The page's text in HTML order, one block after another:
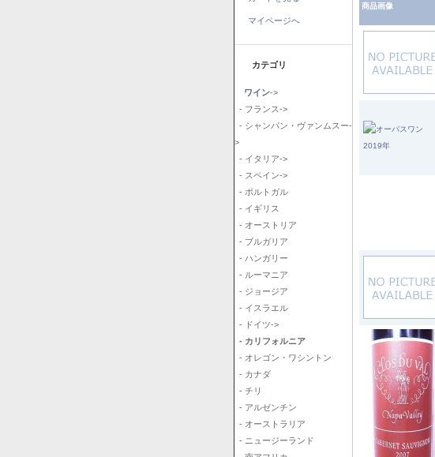
マイページへ
カテゴリ
ワイン->
- フランス->
- シャンパン・ヴァンムスー-
>
- イタリア->
- スペイン->
- ポルトガル
- イギリス
- オーストリア
- ブルガリア
- ハンガリー
- ルーマニア
- ジョージア
- イスラエル
- ドイツ->
- カリフォルニア
- オレゴン・ワシントン
- カナダ
- チリ
- アルゼンチン
- オーストラリア
- ニュージーランド
商品画像